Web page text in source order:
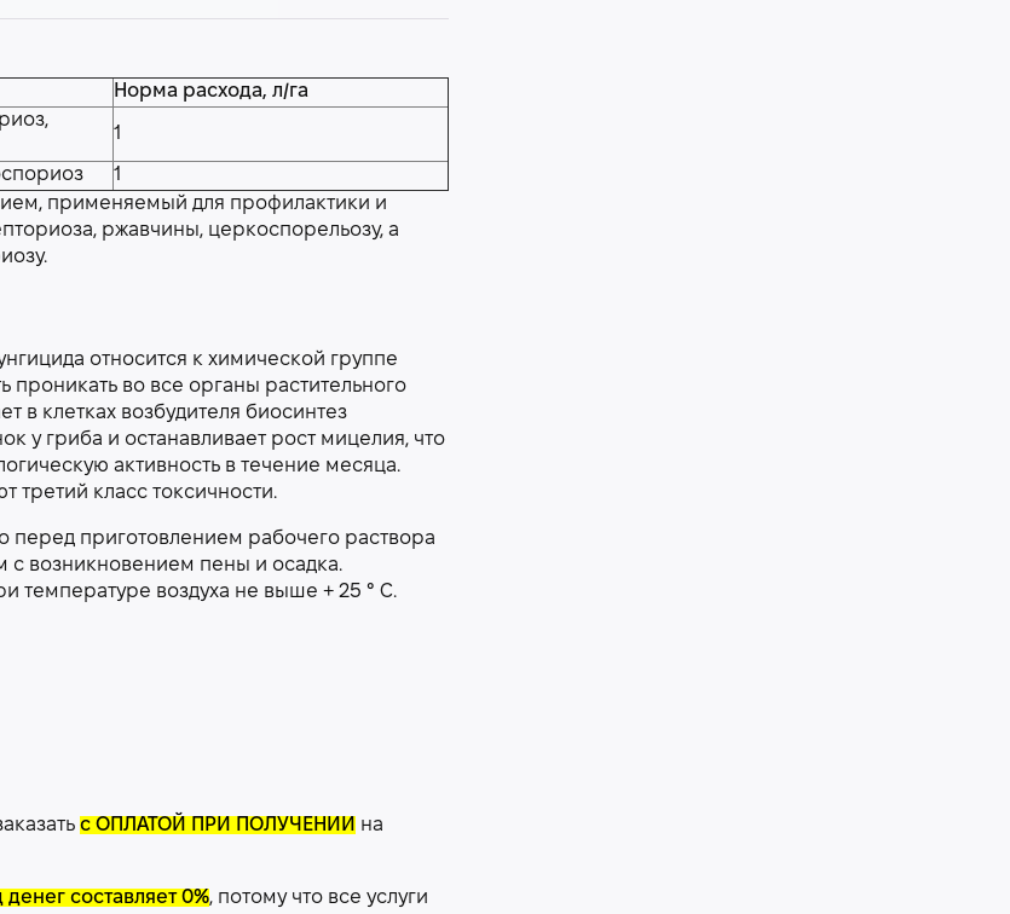
Норма расхода, л/га
1
1
применяемый для профилактики и
ржавчины, церкоспорельозу, а
относится к химической группе
во все органы растительного
в клетках возбудителя биосинтез
у гриба и останавливает рост мицелия, что
активность в течение месяца.
третий класс токсичности.
перед приготовлением рабочего раствора
с возникновением пены и осадка.
температуре воздуха не выше + 25 ° С.
с ОПЛАТОЙ ПРИ ПОЛУЧЕНИИ на
составляет 0%, потому что все услуги